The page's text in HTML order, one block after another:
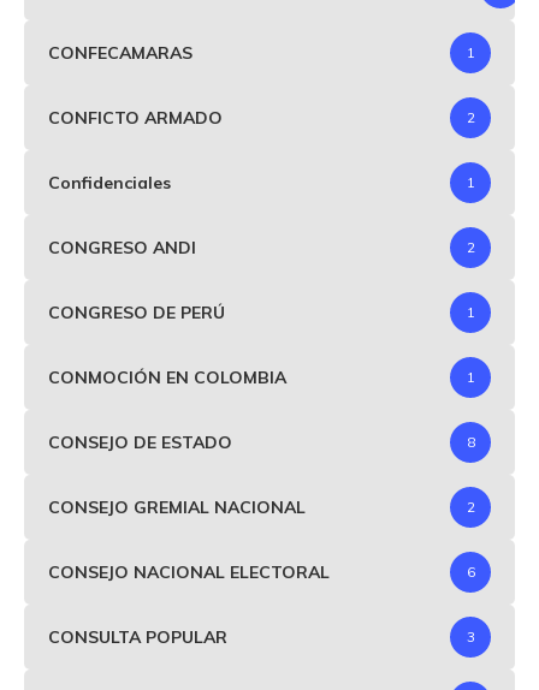
CONFECAMARAS 1
CONFICTO ARMADO 2
Confidenciales 1
CONGRESO ANDI 2
CONGRESO DE PERÚ 1
CONMOCIÓN EN COLOMBIA 1
CONSEJO DE ESTADO 8
CONSEJO GREMIAL NACIONAL 2
CONSEJO NACIONAL ELECTORAL 6
CONSULTA POPULAR 3